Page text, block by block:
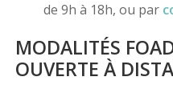
de 9h à 18h, ou par
MODALITÉS
OUVERTE À